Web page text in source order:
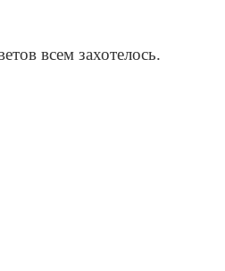
всем захотелось.